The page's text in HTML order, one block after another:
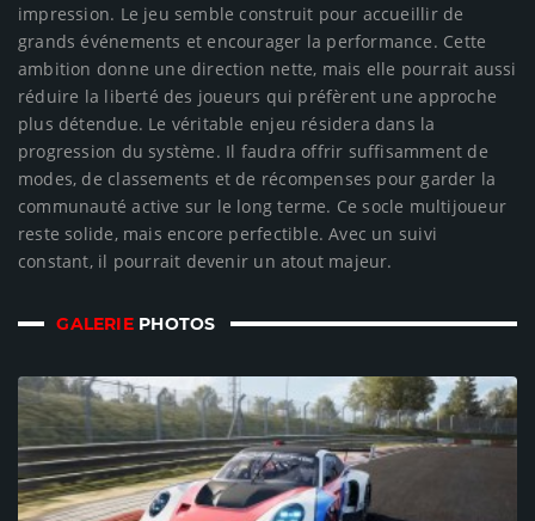
impression. Le jeu semble construit pour accueillir de
grands événements et encourager la performance. Cette
ambition donne une direction nette, mais elle pourrait aussi
réduire la liberté des joueurs qui préfèrent une approche
plus détendue. Le véritable enjeu résidera dans la
progression du système. Il faudra offrir suffisamment de
modes, de classements et de récompenses pour garder la
communauté active sur le long terme. Ce socle multijoueur
reste solide, mais encore perfectible. Avec un suivi
constant, il pourrait devenir un atout majeur.
GALERIEPHOTOS